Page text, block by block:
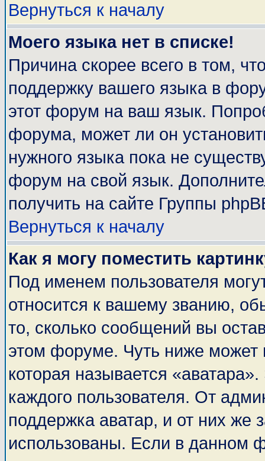
Вернуться к началу
Моего языка нет в списке!
Причина скорее всего в том,
поддержку вашего языка в
этот форум на ваш язык.
форума, может ли он
нужного языка пока не
форум на свой язык.
получить на сайте Группы
Вернуться к началу
Как я могу поместить
Под именем пользователя
относится к вашему званию,
то, сколько сообщений вы
этом форуме. Чуть ниже может
которая называется
каждого пользователя. От
поддержка аватар, и от них же
использованы. Если в данном